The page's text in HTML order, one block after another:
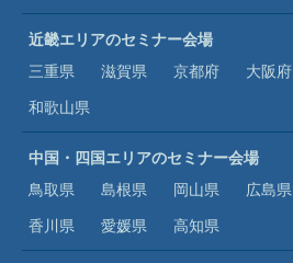
近畿エリアのセミナー会場
三重県
滋賀県 京都府 大阪府
和歌山県
中国・四国エリアのセミナー会場
鳥取県
島根県 岡山県 広島県
香川県
愛媛県 高知県